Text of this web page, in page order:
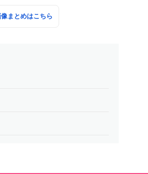
まとめはこちら